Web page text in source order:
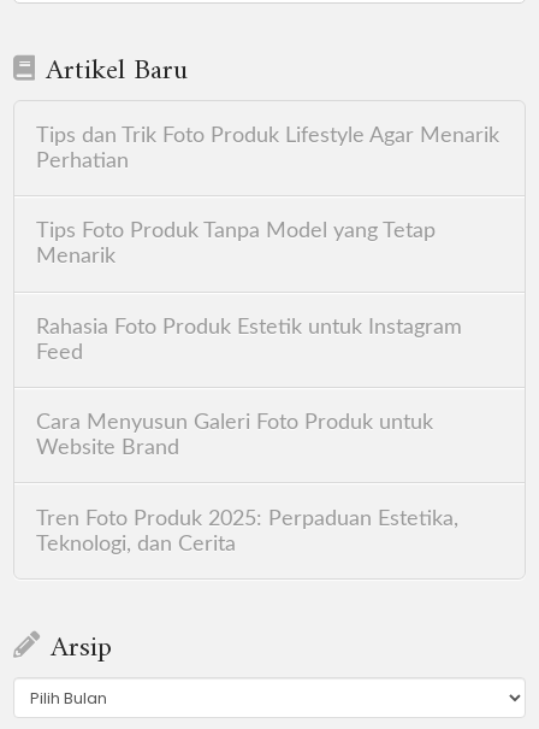
Artikel Baru
Tips dan Trik Foto Produk Lifestyle Agar Menarik
Perhatian
Tips Foto Produk Tanpa Model yang Tetap
Menarik
Rahasia Foto Produk Estetik untuk Instagram
Feed
Cara Menyusun Galeri Foto Produk untuk
Website Brand
Tren Foto Produk 2025: Perpaduan Estetika,
Teknologi, dan Cerita
Arsip
Arsip